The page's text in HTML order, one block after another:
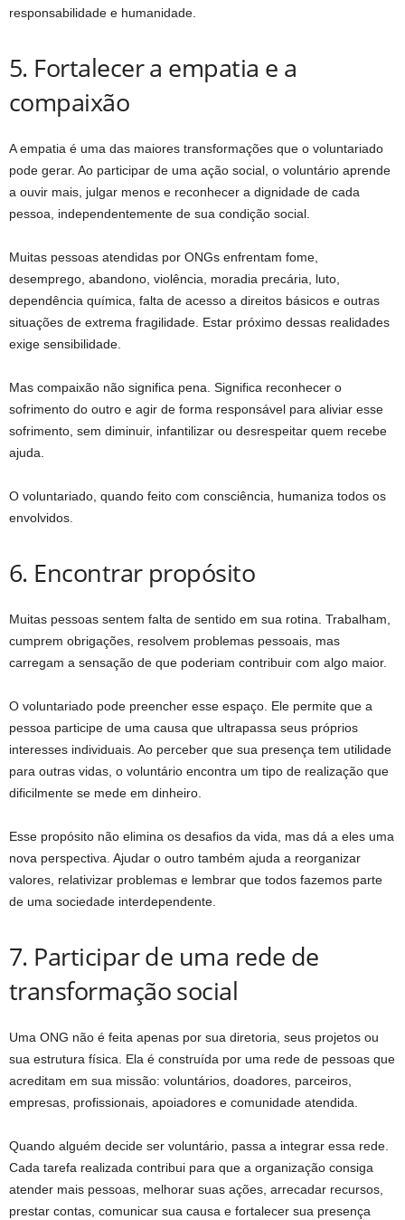
responsabilidade e humanidade.
5. Fortalecer a empatia e a
compaixão
A empatia é uma das maiores transformações que o voluntariado
pode gerar. Ao participar de uma ação social, o voluntário aprende
a ouvir mais, julgar menos e reconhecer a dignidade de cada
pessoa, independentemente de sua condição social.
Muitas pessoas atendidas por ONGs enfrentam fome,
desemprego, abandono, violência, moradia precária, luto,
dependência química, falta de acesso a direitos básicos e outras
situações de extrema fragilidade. Estar próximo dessas realidades
exige sensibilidade.
Mas compaixão não significa pena. Significa reconhecer o
sofrimento do outro e agir de forma responsável para aliviar esse
sofrimento, sem diminuir, infantilizar ou desrespeitar quem recebe
ajuda.
O voluntariado, quando feito com consciência, humaniza todos os
envolvidos.
6. Encontrar propósito
Muitas pessoas sentem falta de sentido em sua rotina. Trabalham,
cumprem obrigações, resolvem problemas pessoais, mas
carregam a sensação de que poderiam contribuir com algo maior.
O voluntariado pode preencher esse espaço. Ele permite que a
pessoa participe de uma causa que ultrapassa seus próprios
interesses individuais. Ao perceber que sua presença tem utilidade
para outras vidas, o voluntário encontra um tipo de realização que
dificilmente se mede em dinheiro.
Esse propósito não elimina os desafios da vida, mas dá a eles uma
nova perspectiva. Ajudar o outro também ajuda a reorganizar
valores, relativizar problemas e lembrar que todos fazemos parte
de uma sociedade interdependente.
7. Participar de uma rede de
transformação social
Uma ONG não é feita apenas por sua diretoria, seus projetos ou
sua estrutura física. Ela é construída por uma rede de pessoas que
acreditam em sua missão: voluntários, doadores, parceiros,
empresas, profissionais, apoiadores e comunidade atendida.
Quando alguém decide ser voluntário, passa a integrar essa rede.
Cada tarefa realizada contribui para que a organização consiga
atender mais pessoas, melhorar suas ações, arrecadar recursos,
prestar contas, comunicar sua causa e fortalecer sua presença